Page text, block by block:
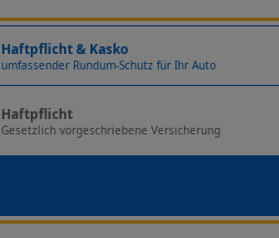
Haftpflicht & Kasko
umfassender Rundum-Schutz für Ihr Auto
Haftpflicht
Gesetzlich vorgeschriebene Versicherung